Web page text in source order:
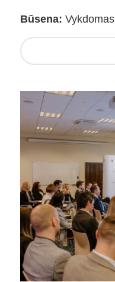
Būsena: Vykdomas